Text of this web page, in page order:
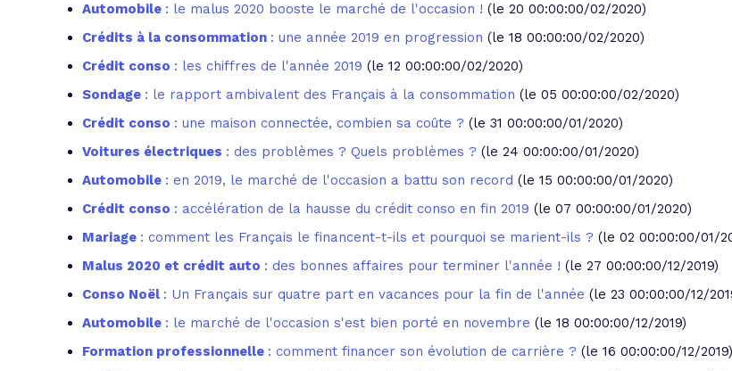
Automobile : le malus 2020 booste le marché de l'occasion ! (le 20 00:00:00/02/2020)
Crédits à la consommation : une année 2019 en progression (le 18 00:00:00/02/2020)
Crédit conso : les chiffres de l'année 2019 (le 12 00:00:00/02/2020)
Sondage : le rapport ambivalent des Français à la consommation (le 05 00:00:00/02/2020)
Crédit conso : une maison connectée, combien sa coûte ? (le 31 00:00:00/01/2020)
Voitures électriques : des problèmes ? Quels problèmes ? (le 24 00:00:00/01/2020)
Automobile : en 2019, le marché de l'occasion a battu son record (le 15 00:00:00/01/2020)
Crédit conso : accélération de la hausse du crédit conso en fin 2019 (le 07 00:00:00/01/2020)
Mariage : comment les Français le financent-t-ils et pourquoi se marient-ils ? (le 02 00:00:00/01/
Malus 2020 et crédit auto : des bonnes affaires pour terminer l'année ! (le 27 00:00:00/12/2019)
Conso Noël : Un Français sur quatre part en vacances pour la fin de l'année (le 23 00:00:00/12/
Automobile : le marché de l'occasion s'est bien porté en novembre (le 18 00:00:00/12/2019)
Formation professionnelle : comment financer son évolution de carrière ? (le 16 00:00:00/12/2019)